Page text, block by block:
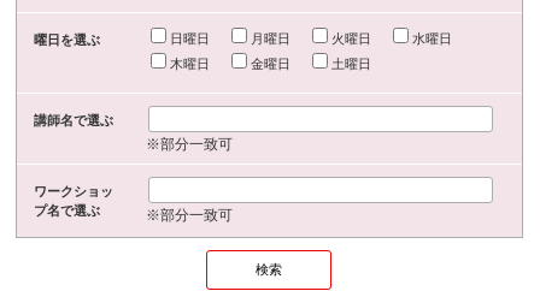
曜日を選ぶ 日曜日 月曜日 火曜日
水曜日
木曜日
金曜日 土曜日
講師名で選ぶ
※部分一致可
ワークショッ
プ名で選ぶ
※部分一致可